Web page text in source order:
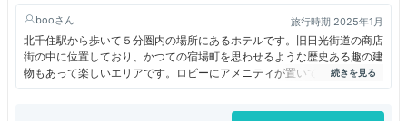
boo 旅行時期 2025年1月
北千住駅から歩いて５分圏内の場所にあるホテルです。旧日光街道の商店
街の中に位置しており、かつての宿場町を思わせるような歴史ある趣の建
物もあって楽しいエリアです。ロビーにアメニティが置いてあり、自由に
取るシステムです。１階の入口出てすぐの場所に、ドンレミーの工場直売